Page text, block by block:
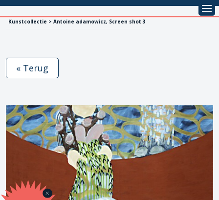
Kunstcollectie > Antoine adamowicz, Screen shot 3
« Terug